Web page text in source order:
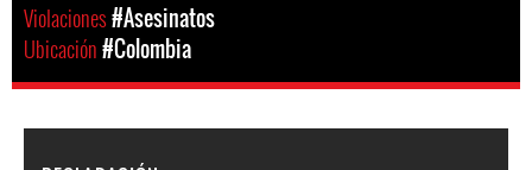
Violaciones#Asesinatos
Ubicación#Colombia